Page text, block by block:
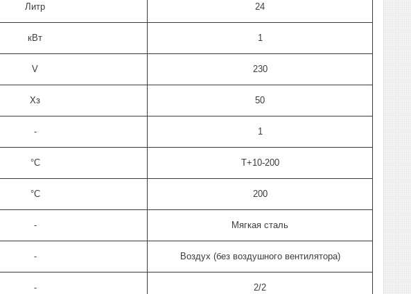
Литр 24
кВт 1
V 230
Хз 50
- 1
°C T+10-200
°C 200
- Мягкая сталь
- Воздух (без воздушного вентилятора)
- 2/2